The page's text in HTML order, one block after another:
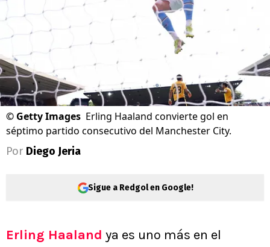
© Getty Images Erling Haaland convierte gol en
séptimo partido consecutivo del Manchester City.
Por Diego Jeria
Sigue a Redgol en Google!
Erling Haaland ya es uno más en el